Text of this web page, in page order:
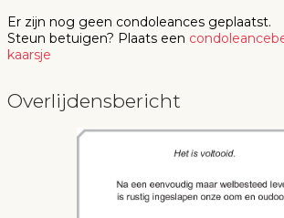
Er zijn nog geen condoleances geplaatst.
Steun betuigen? Plaats een
kaarsje
Overlijdensbericht